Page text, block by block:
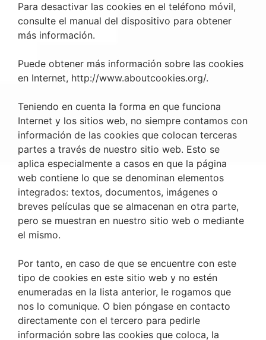
Para desactivar las cookies en el teléfono móvil,
consulte el manual del dispositivo para obtener
más información.
Puede obtener más información sobre las cookies
en Internet, http://www.aboutcookies.org/.
Teniendo en cuenta la forma en que funciona
Internet y los sitios web, no siempre contamos con
información de las cookies que colocan terceras
partes a través de nuestro sitio web. Esto se
aplica especialmente a casos en que la página
web contiene lo que se denominan elementos
integrados: textos, documentos, imágenes o
breves películas que se almacenan en otra parte,
pero se muestran en nuestro sitio web o mediante
el mismo.
Por tanto, en caso de que se encuentre con este
tipo de cookies en este sitio web y no estén
enumeradas en la lista anterior, le rogamos que
nos lo comunique. O bien póngase en contacto
directamente con el tercero para pedirle
información sobre las cookies que coloca, la